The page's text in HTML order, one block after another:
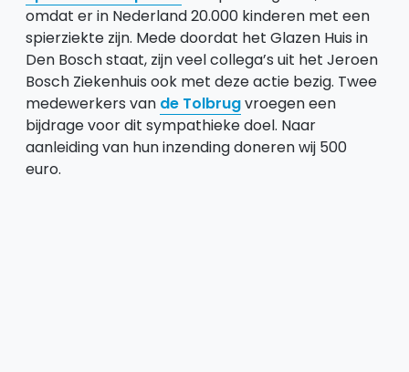
omdat er in Nederland 20.000 kinderen met een
spierziekte zijn. Mede doordat het Glazen Huis in
Den Bosch staat, zijn veel collega’s uit het Jeroen
Bosch Ziekenhuis ook met deze actie bezig. Twee
medewerkers van de Tolbrugvroegen een
bijdrage voor dit sympathieke doel. Naar
aanleiding van hun inzending doneren wij 500
euro.